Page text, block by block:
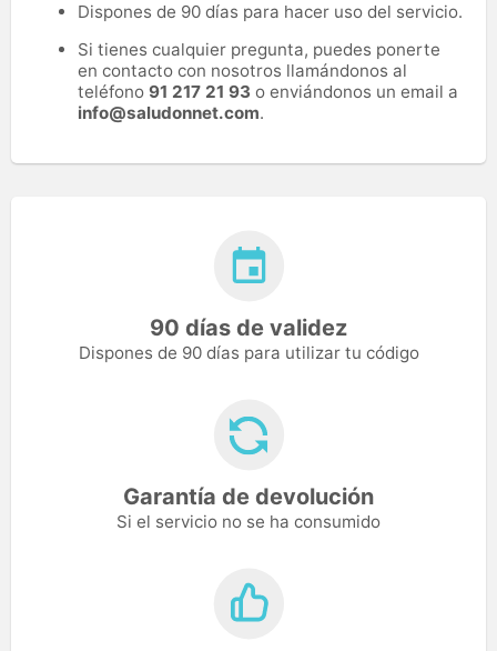
Dispones de 90 días para hacer uso del servicio.
Si tienes cualquier pregunta, puedes ponerte
en contacto con nosotros llamándonos al
teléfono 91 217 21 93 o enviándonos un email a
info@saludonnet.com.
90 días de validez
Dispones de 90 días para utilizar tu código
Garantía de devolución
Si el servicio no se ha consumido